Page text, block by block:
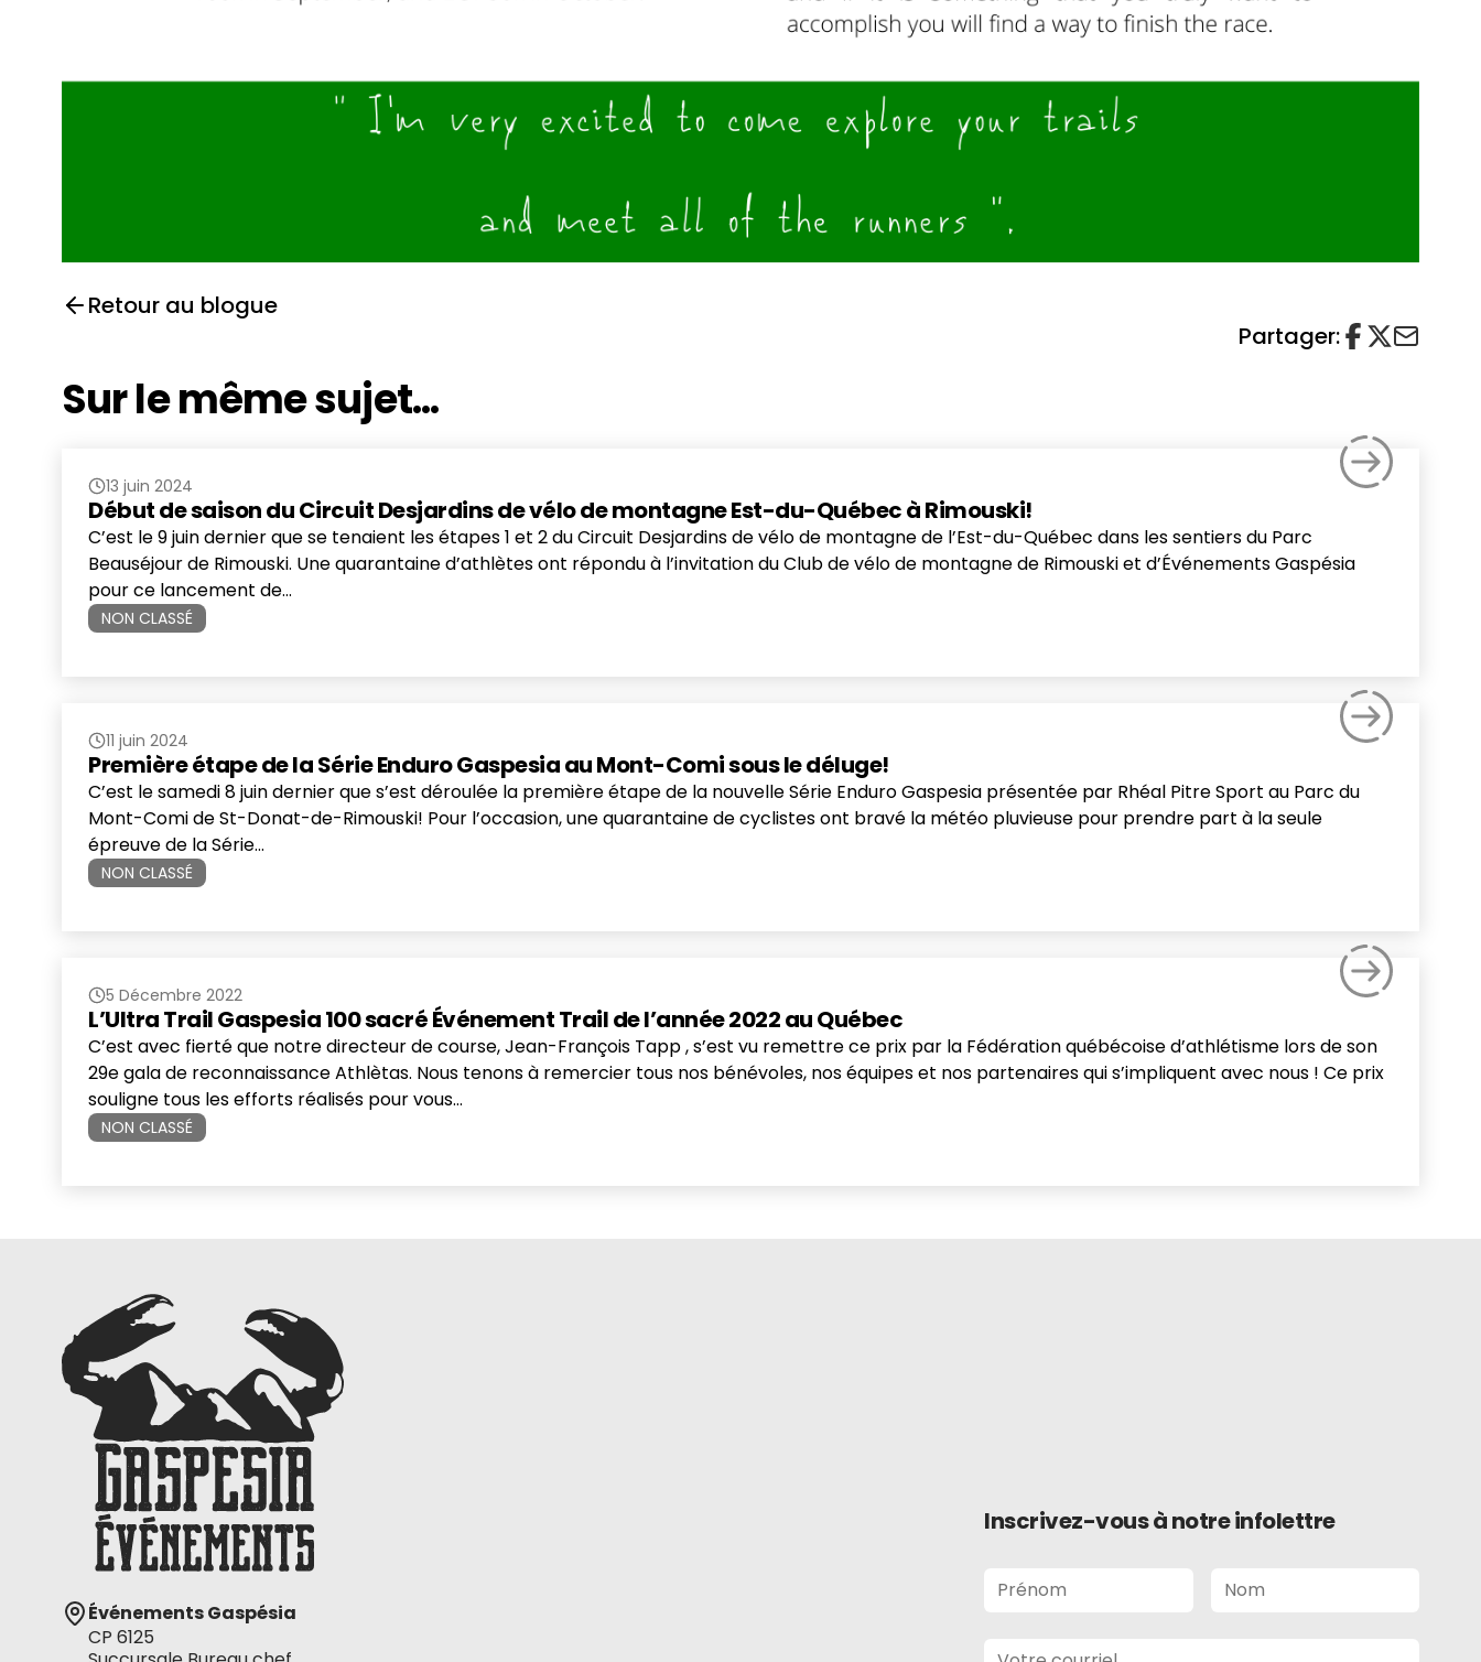
Retour au blogue
Partager:
Sur le même sujet...
13 juin 2024
Début de saison du Circuit Desjardins de vélo de montagne Est-du-Québec à Rimouski!
C’est le 9 juin dernier que se tenaient les étapes 1 et 2 du Circuit Desjardins de vélo de montagne de l’Est-du-Québec dans les sentiers du Parc
Beauséjour de Rimouski. Une quarantaine d’athlètes ont répondu à l’invitation du Club de vélo de montagne de Rimouski et d’Événements Gaspésia
pour ce lancement de…
NON CLASSÉ
11 juin 2024
Première étape de la Série Enduro Gaspesia au Mont-Comi sous le déluge!
C’est le samedi 8 juin dernier que s’est déroulée la première étape de la nouvelle Série Enduro Gaspesia présentée par Rhéal Pitre Sport au Parc du
Mont-Comi de St-Donat-de-Rimouski! Pour l’occasion, une quarantaine de cyclistes ont bravé la météo pluvieuse pour prendre part à la seule
épreuve de la Série…
NON CLASSÉ
5 Décembre 2022
L’Ultra Trail Gaspesia 100 sacré Événement Trail de l’année 2022 au Québec
C’est avec fierté que notre directeur de course, Jean-François Tapp , s’est vu remettre ce prix par la Fédération québécoise d’athlétisme lors de son
29e gala de reconnaissance Athlètas. Nous tenons à remercier tous nos bénévoles, nos équipes et nos partenaires qui s’impliquent avec nous ! Ce prix
souligne tous les efforts réalisés pour vous…
NON CLASSÉ
Événements Gaspésia
CP 6125
Inscrivez-vous à notre infolettre